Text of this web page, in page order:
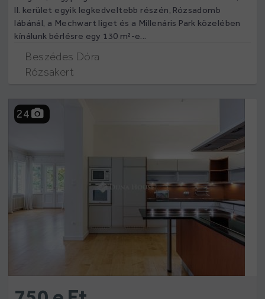
II. kerület egyik legkedveltebb részén, Rózsadomb
lábánál, a Mechwart liget és a Millenáris Park közelében
kínálunk bérlésre egy 130 m²-e...
Beszédes Dóra
Rózsakert
24